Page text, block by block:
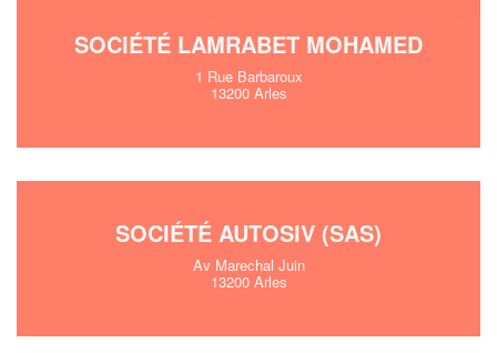
SOCIÉTÉ LAMRABET MOHAMED
1 Rue Barbaroux
13200 Arles
SOCIÉTÉ AUTOSIV (SAS)
Av Marechal Juin
13200 Arles